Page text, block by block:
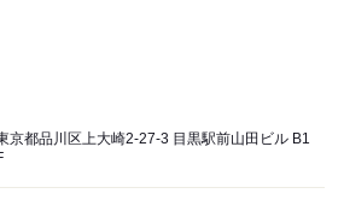
京都品川区上大崎2-27-3 目黒駅前山田ビル B1